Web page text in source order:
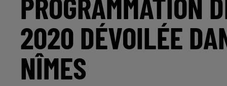
2020 DÉVOILÉE
NÎMES